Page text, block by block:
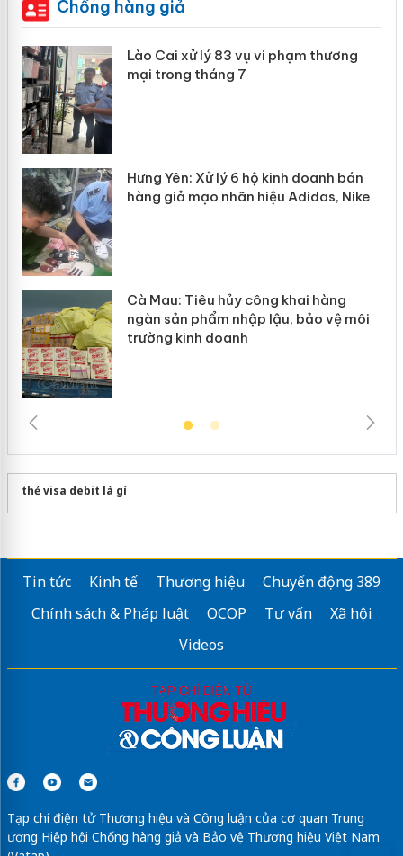
Chống hàng giả
Lào Cai xử lý 83 vụ vi phạm thương
mại trong tháng 7
Hưng Yên: Xử lý 6 hộ kinh doanh bán
hàng giả mạo nhãn hiệu Adidas, Nike
Cà Mau: Tiêu hủy công khai hàng
ngàn sản phẩm nhập lậu, bảo vệ môi
trường kinh doanh
thẻ visa debit là gì
Tin tức Kinh tế Thương hiệu
Chuyển động 389
Chính sách & Pháp luật
OCOP Tư vấn
Xã hội
Videos
Tạp chí điện tử Thương hiệu và Công luận của cơ quan Trung
ương Hiệp hội Chống hàng giả và Bảo vệ Thương hiệu Việt Nam